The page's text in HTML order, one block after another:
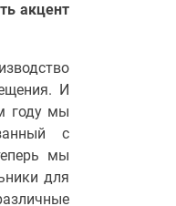
акцент
И
году мы
с
мы
для